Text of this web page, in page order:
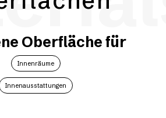
Oberfläche für
Innenräume
Innenausstattungen